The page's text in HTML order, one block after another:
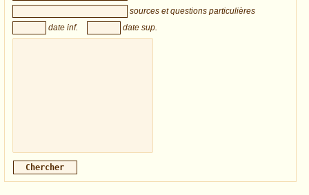
sources et questions particulières
date inf.
date sup.